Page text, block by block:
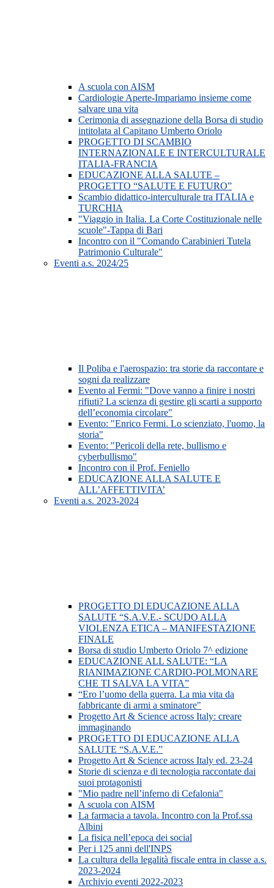
A scuola con AISM
Cardiologie Aperte-Impariamo insieme come
salvare una vita
Cerimonia di assegnazione della Borsa di studio
intitolata al Capitano Umberto Oriolo
PROGETTO DI SCAMBIO
INTERNAZIONALE E INTERCULTURALE
ITALIA-FRANCIA
EDUCAZIONE ALLA SALUTE –
PROGETTO “SALUTE E FUTURO”
Scambio didattico-interculturale tra ITALIA e
TURCHIA
"Viaggio in Italia. La Corte Costituzionale nelle
scuole"-Tappa di Bari
Incontro con il "Comando Carabinieri Tutela
Patrimonio Culturale"
Eventi a.s. 2024/25
Il Poliba e l'aerospazio: tra storie da raccontare e
sogni da realizzare
Evento al Fermi: "Dove vanno a finire i nostri
rifiuti? La scienza di gestire gli scarti a supporto
dell’economia circolare"
Evento: "Enrico Fermi. Lo scienziato, l'uomo, la
storia"
Evento: "Pericoli della rete, bullismo e
cyberbullismo"
Incontro con il Prof. Feniello
EDUCAZIONE ALLA SALUTE E
ALL’AFFETTIVITA’
Eventi a.s. 2023-2024
PROGETTO DI EDUCAZIONE ALLA
SALUTE “S.A.V.E.- SCUDO ALLA
VIOLENZA ETICA – MANIFESTAZIONE
FINALE
Borsa di studio Umberto Oriolo 7^ edizione
EDUCAZIONE ALL SALUTE: “LA
RIANIMAZIONE CARDIO-POLMONARE
CHE TI SALVA LA VITA”
“Ero l’uomo della guerra. La mia vita da
fabbricante di armi a sminatore"
Progetto Art & Science across Italy: creare
immaginando
PROGETTO DI EDUCAZIONE ALLA
SALUTE “S.A.V.E.”
Progetto Art & Science across Italy ed. 23-24
Storie di scienza e di tecnologia raccontate dai
suoi protagonisti
"Mio padre nell’inferno di Cefalonia"
A scuola con AISM
La farmacia a tavola. Incontro con la Prof.ssa
Albini
La fisica nell’epoca dei social
Per i 125 anni dell'INPS
La cultura della legalità fiscale entra in classe a.s.
2023-2024
Archivio eventi 2022-2023